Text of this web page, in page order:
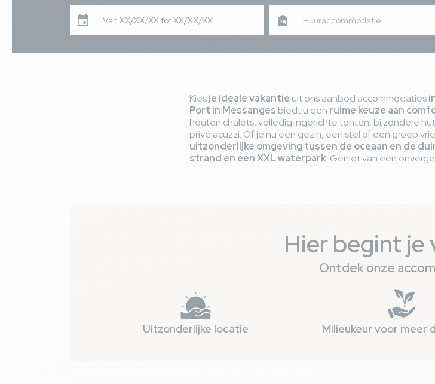
Van XX/XX/XX tot XX/XX/XX Huuraccommodatie
Kiesje ideale vakantie uit ons aanbod accommodaties
Port in Messanges biedt u een ruime keuze aan
houten chalets, volledig ingerichte tenten, bijzondere
privéjacuzzi. Of je nu een gezin, een stel of een groep
uitzonderlijke omgeving tussen de oceaan en de
strand en een XXL waterpark. Geniet van een
Hier begint je
Ontdek onze
Uitzonderlijke locatie Milieukeur voor meer